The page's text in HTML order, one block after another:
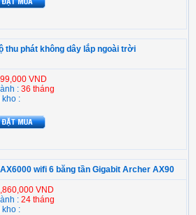
thu phát không dây lắp ngoài trời
VND
: 36 tháng
kho :
wifi 6 băng tần Gigabit Archer AX90
VND
: 24 tháng
kho :